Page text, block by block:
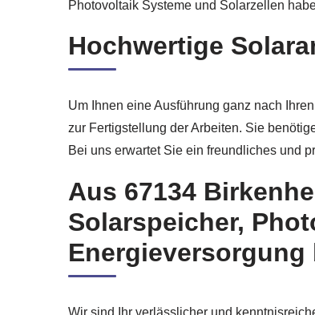
Photovoltaik Systeme und Solarzellen
Hochwertige
Um Ihnen eine Ausführung ganz nach
zur Fertigstellung der Arbeiten. Sie
Bei uns erwartet Sie ein freundliches und
Aus 67134
Solarspeicher,
Energieversorgung
Wir sind Ihr verlässlicher und